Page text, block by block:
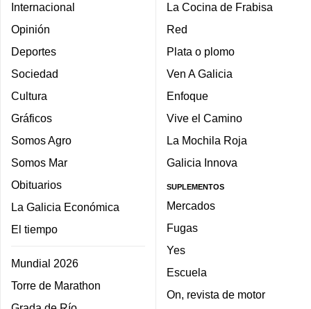
Internacional
Opinión
Deportes
Sociedad
Cultura
Gráficos
Somos Agro
Somos Mar
Obituarios
La Galicia Económica
El tiempo
Mundial 2026
Torre de Marathon
La Cocina de Frabisa
Red
Plata o plomo
Ven A Galicia
Enfoque
Vive el Camino
La Mochila Roja
Galicia Innova
SUPLEMENTOS
Mercados
Fugas
Yes
Escuela
On, revista de motor